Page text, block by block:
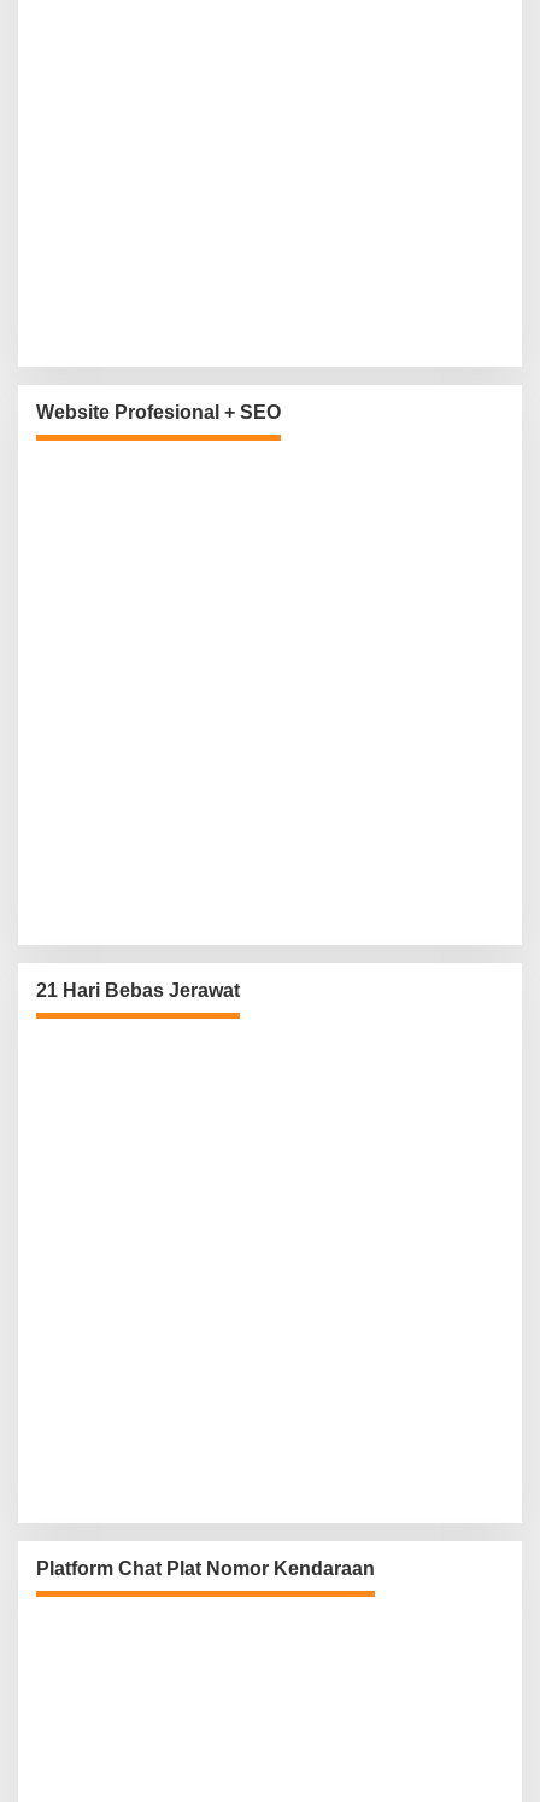
Website Profesional + SEO
21 Hari Bebas Jerawat
Platform Chat Plat Nomor Kendaraan